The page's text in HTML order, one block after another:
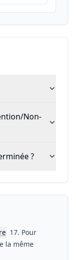
Non-
?
17. Pour
la même